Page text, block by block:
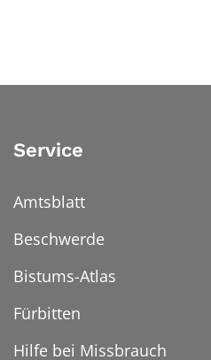
Service
Amtsblatt
Beschwerde
Bistums-Atlas
Fürbitten
Hilfe bei Missbrauch